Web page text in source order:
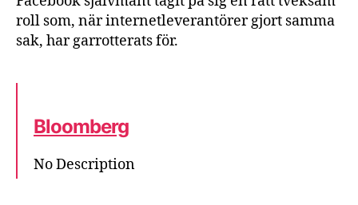
roll som, när internetleverantörer gjort samma
sak, har garrotterats för.
Bloomberg
No Description